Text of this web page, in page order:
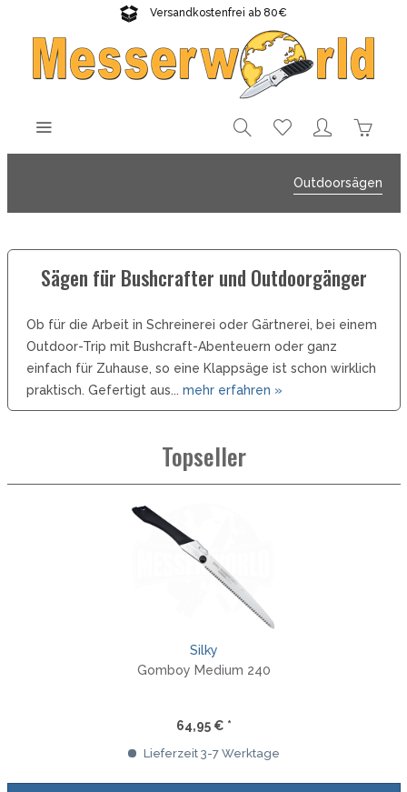
Versandkostenfrei ab 80€
Gratisversand sichern!
Outdoorsägen
Sägen für Bushcrafter und Outdoorgänger
Ob für die Arbeit in Schreinerei oder Gärtnerei, bei einem
Outdoor-Trip mit Bushcraft-Abenteuern oder ganz
einfach für Zuhause, so eine Klappsäge ist schon wirklich
praktisch. Gefertigt aus... mehr erfahren »
Topseller
Silky
Gomboy Medium 240
64,95 € *
Lieferzeit 3-7 Werktage